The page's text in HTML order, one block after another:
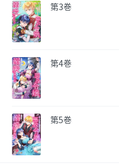
第3巻
第4巻
第5巻